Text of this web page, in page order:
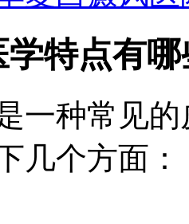
特点有哪
种常见的
几个方面：